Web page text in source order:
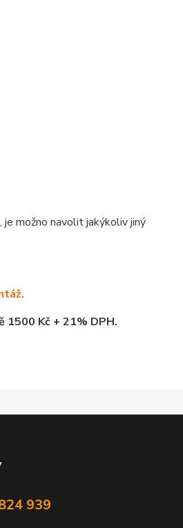
možno navolit jakýkoliv jiný
1500 Kč + 21% DPH.
939